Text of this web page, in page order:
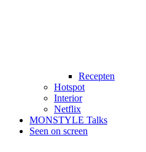
Recepten
Hotspot
Interior
Netflix
MONSTYLE Talks
Seen on screen